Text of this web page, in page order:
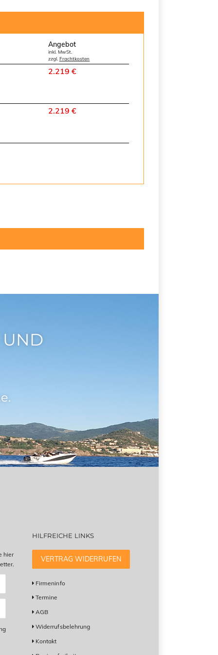
Angebot
inkl. MwSt.
zzgl. Frachtkosten
2.219 €
2.219 €
UND
hier
HILFREICHE LINKS
VERTRAG WIDERRUFEN
Firmeninfo
Termine
AGB
Widerrufsbelehrung
Kontakt